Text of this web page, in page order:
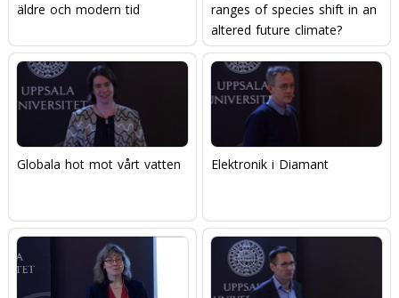
äldre och modern tid
ranges of species shift in an
altered future climate?
Globala hot mot vårt vatten Elektronik i Diamant